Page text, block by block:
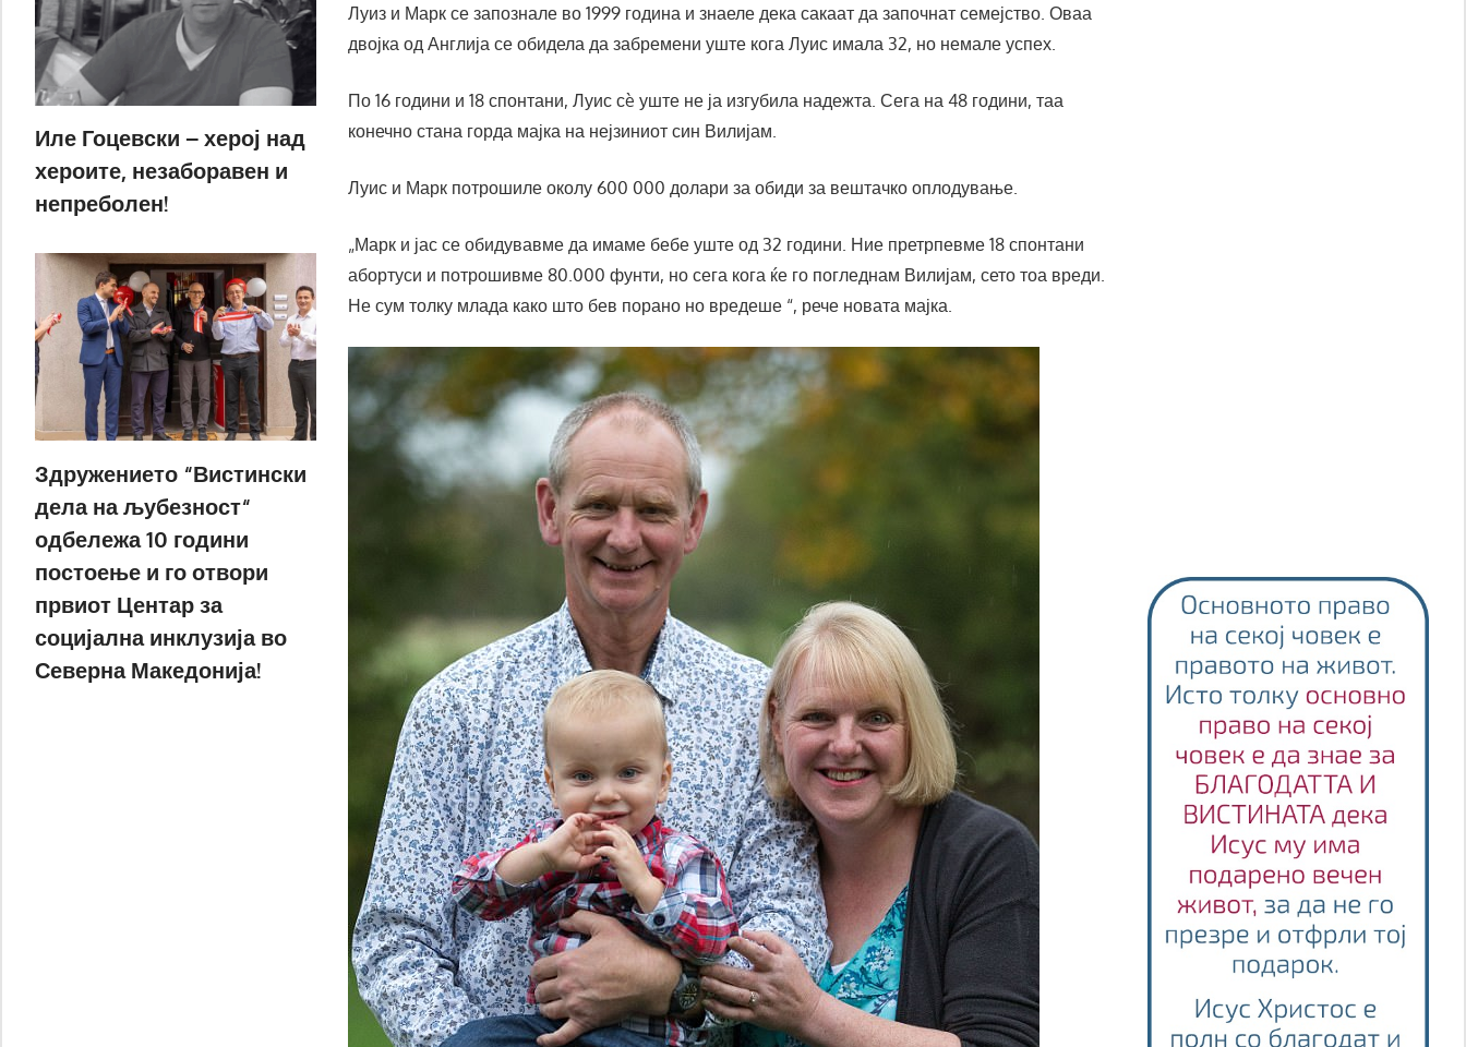
Луиз и Марк се запознале во 1999 година и знаеле дека сакаат да започнат семејство. Оваа
двојка од Англија се обидела да забремени уште кога Луис имала 32, но немале успех.
По 16 години и 18 спонтани, Луис сè уште не ја изгубила надежта. Сега на 48 години, таа
конечно стана горда мајка на нејзиниот син Вилијам.
Луис и Марк потрошиле околу 600 000 долари за обиди за вештачко оплодување.
„Марк и јас се обидувавме да имаме бебе уште од 32 години. Ние претрпевме 18 спонтани
абортуси и потрошивме 80.000 фунти, но сега кога ќе го погледнам Вилијам, сето тоа вреди.
Не сум толку млада како што бев порано но вредеше “, рече новата мајка.
Иле Гоцевски – херој над
хероите, незаборавен и
непреболен!
Здружението “Вистински
дела на љубезност“
одбележа 10 години
постоење и го отвори
првиот Центар за
социјална инклузија во
Северна Македонија!